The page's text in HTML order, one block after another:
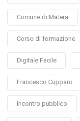
Comune di Matera
Corso di formazione
Digitale Facile
Francesco Cupparo
Incontro pubblico